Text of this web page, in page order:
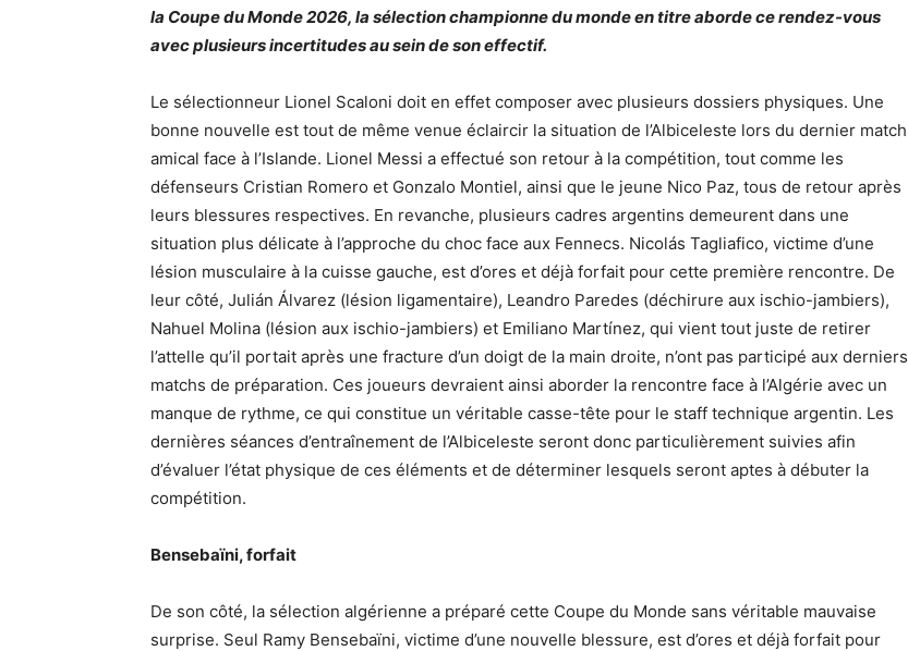
la Coupe du Monde 2026, la sélection championne du monde en titre aborde ce rendez-vous
avec plusieurs incertitudes au sein de son effectif.
Le sélectionneur Lionel Scaloni doit en effet composer avec plusieurs dossiers physiques. Une
bonne nouvelle est tout de même venue éclaircir la situation de l’Albiceleste lors du dernier match
amical face à l’Islande. Lionel Messi a effectué son retour à la compétition, tout comme les
défenseurs Cristian Romero et Gonzalo Montiel, ainsi que le jeune Nico Paz, tous de retour après
leurs blessures respectives. En revanche, plusieurs cadres argentins demeurent dans une
situation plus délicate à l’approche du choc face aux Fennecs. Nicolás Tagliafico, victime d’une
lésion musculaire à la cuisse gauche, est d’ores et déjà forfait pour cette première rencontre. De
leur côté, Julián Álvarez (lésion ligamentaire), Leandro Paredes (déchirure aux ischio-jambiers),
Nahuel Molina (lésion aux ischio-jambiers) et Emiliano Martínez, qui vient tout juste de retirer
l’attelle qu’il portait après une fracture d’un doigt de la main droite, n’ont pas participé aux derniers
matchs de préparation. Ces joueurs devraient ainsi aborder la rencontre face à l’Algérie avec un
manque de rythme, ce qui constitue un véritable casse-tête pour le staff technique argentin. Les
dernières séances d’entraînement de l’Albiceleste seront donc particulièrement suivies afin
d’évaluer l’état physique de ces éléments et de déterminer lesquels seront aptes à débuter la
compétition.
Bensebaïni, forfait
De son côté, la sélection algérienne a préparé cette Coupe du Monde sans véritable mauvaise
surprise. Seul Ramy Bensebaïni, victime d’une nouvelle blessure, est d’ores et déjà forfait pour